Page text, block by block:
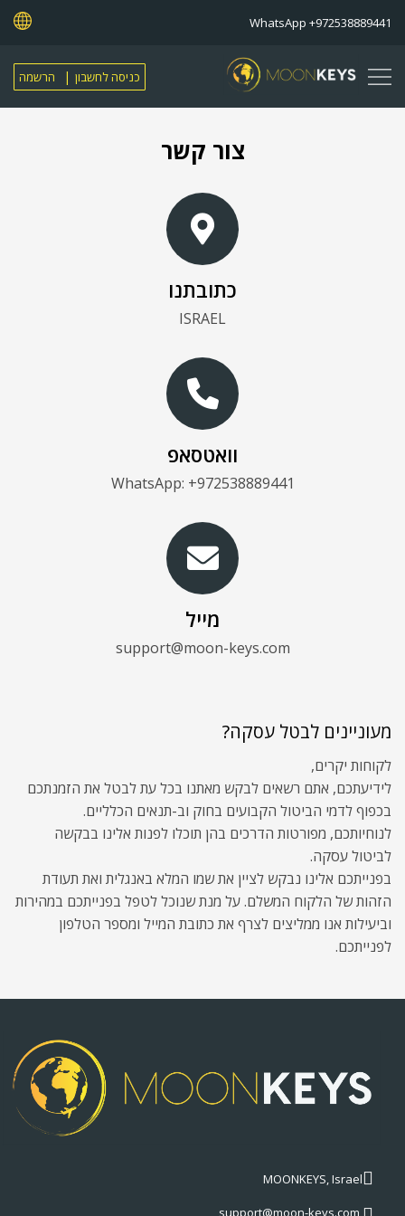
WhatsApp +972538889441
כניסה לחשבון | הרשמה
צור קשר
כתובתנו
ISRAEL
וואטסאפ
WhatsApp: +972538889441
מייל
support@moon-keys.com
מעוניינים לבטל עסקה?
לקוחות יקרים,
לידיעתכם, אתם רשאים לבקש מאתנו בכל עת לבטל את הזמנתכם
בכפוף לדמי הביטול הקבועים בחוק וב-תנאים הכלליים.
לנוחיותכם, מפורטות הדרכים בהן תוכלו לפנות אלינו בבקשה
לביטול עסקה.
בפנייתכם אלינו נבקש לציין את שמו המלא באנגלית ואת תעודת
הזהות של הלקוח המשלם. על מנת שנוכל לטפל בפנייתכם במהירות
וביעילות אנו ממליצים לצרף את כתובת המייל ומספר הטלפון
לפנייתכם.
MOONKEYS, Israel